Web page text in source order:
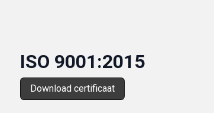
ISO 9001:2015
Download certificaat